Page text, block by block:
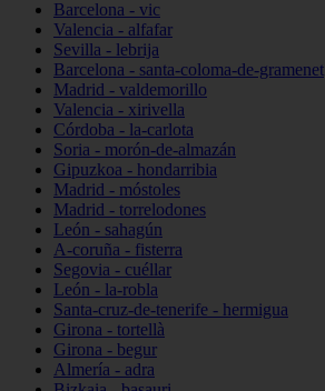
Barcelona - vic
Valencia - alfafar
Sevilla - lebrija
Barcelona - santa-coloma-de-gramenet
Madrid - valdemorillo
Valencia - xirivella
Córdoba - la-carlota
Soria - morón-de-almazán
Gipuzkoa - hondarribia
Madrid - móstoles
Madrid - torrelodones
León - sahagún
A-coruña - fisterra
Segovia - cuéllar
León - la-robla
Santa-cruz-de-tenerife - hermigua
Girona - tortellà
Girona - begur
Almería - adra